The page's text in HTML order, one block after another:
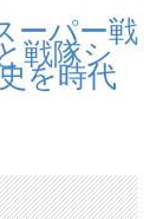
ーパー戦
戦隊シ
を時代